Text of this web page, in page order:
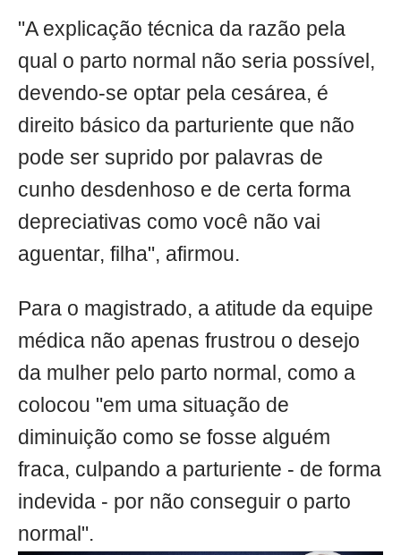
"A explicação técnica da razão pela
qual o parto normal não seria possível,
devendo-se optar pela cesárea, é
direito básico da parturiente que não
pode ser suprido por palavras de
cunho desdenhoso e de certa forma
depreciativas como você não vai
aguentar, filha", afirmou.
Para o magistrado, a atitude da equipe
médica não apenas frustrou o desejo
da mulher pelo parto normal, como a
colocou "em uma situação de
diminuição como se fosse alguém
fraca, culpando a parturiente - de forma
indevida - por não conseguir o parto
normal".